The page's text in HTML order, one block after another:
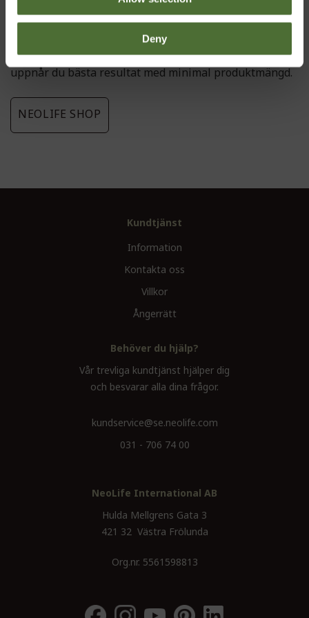
Deny
sedan 1960-talet, långt före många andra. Våra
biologiskt nedbrytbara formler belastar miljön
minimalt eftersom de är mycket effektiva i liten mängd.
Tack vare vår rengöringsteknik låg dos, låg belastning
uppnår du bästa resultat med minimal produktmängd.
NEOLIFE SHOP
Kundtjänst
Information
Kontakta oss
Villkor
Ångerrätt
Behöver du hjälp?
Vår trevliga kundtjänst hjälper dig
och besvarar alla dina frågor.
kundservice@se.neolife.com
031 - 706 74 00
NeoLife International AB
Hulda Mellgrens Gata 3
421 32 Västra Frölunda
Org.nr. 5561598813